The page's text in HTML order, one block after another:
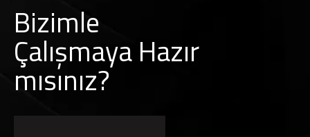
Bizimle
Çalışmaya Hazır
mısınız?